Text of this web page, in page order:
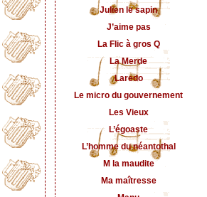
Julien le sapin
J’aime pas
La Flic à gros Q
La Merde
Laredo
Le micro du gouvernement
Les Vieux
L’égoaste
L’homme du néantothal
M la maudite
Ma maîtresse